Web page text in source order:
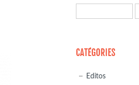
CATÉGORIES
Editos